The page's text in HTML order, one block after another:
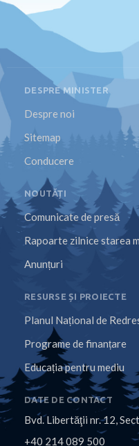
DESPRE MINISTER
Despre noi
Sitemap
Conducere
NOUTĂȚI
Comunicate de presă
Rapoarte zilnice starea
Anunțuri
RESURSE ȘI PROIECTE
Planul Național de
Programe de finanțare
Educația pentru mediu
DATE DE CONTACT
Bvd. Libertăţii nr. 12,
+40 214 089 500